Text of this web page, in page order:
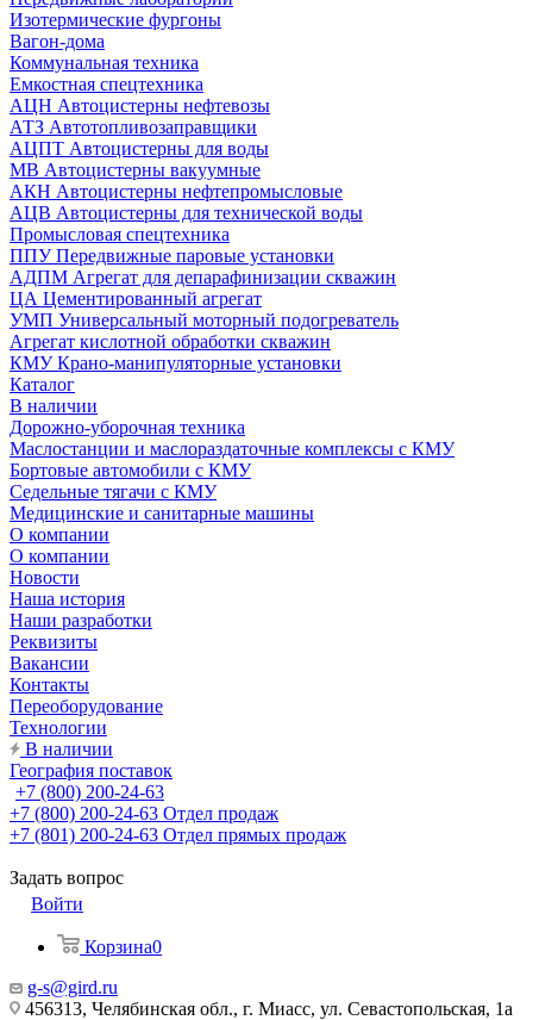
Изотермические фургоны
Вагон-дома
Коммунальная техника
Емкостная спецтехника
АЦН Автоцистерны нефтевозы
АТЗ Автотопливозаправщики
АЦПТ Автоцистерны для воды
МВ Автоцистерны вакуумные
АКН Автоцистерны нефтепромысловые
АЦВ Автоцистерны для технической воды
Промысловая спецтехника
ППУ Передвижные паровые установки
АДПМ Агрегат для депарафинизации скважин
ЦА Цементированный агрегат
УМП Универсальный моторный подогреватель
Агрегат кислотной обработки скважин
КМУ Крано-манипуляторные установки
Каталог
В наличии
Дорожно-уборочная техника
Маслостанции и маслораздаточные комплексы с КМУ
Бортовые автомобили с КМУ
Седельные тягачи с КМУ
Медицинские и санитарные машины
О компании
О компании
Новости
Наша история
Наши разработки
Реквизиты
Вакансии
Контакты
Переоборудование
Технологии
В наличии
География поставок
+7 (800) 200-24-63
+7 (800) 200-24-63 Отдел продаж
+7 (801) 200-24-63 Отдел прямых продаж
Задать вопрос
Войти
Корзина0
g-s@gird.ru
456313, Челябинская обл., г. Миасс, ул. Севастопольская, 1а